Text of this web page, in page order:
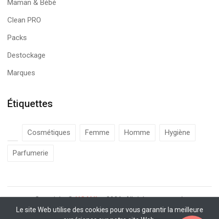
Maman & Bébé
Clean PRO
Packs
Destockage
Marques
Étiquettes
Cosmétiques Femme Homme Hygiène
Parfumerie
Copyright ©UCANbe2026. All rights reserved.
Le site Web utilise des cookies pour vous garantir la meilleure